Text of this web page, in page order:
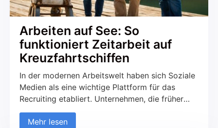
Arbeiten auf See: So
funktioniert Zeitarbeit auf
Kreuzfahrtschiffen
In der modernen Arbeitswelt haben sich Soziale
Medien als eine wichtige Plattform für das
Recruiting etabliert. Unternehmen, die früher
ausschließlich auf traditionelle Kanäle wie
Jobportale und Printmedien gesetzt haben,
Mehr lesen